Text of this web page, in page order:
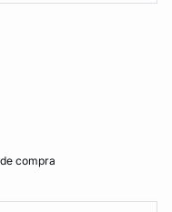
compra